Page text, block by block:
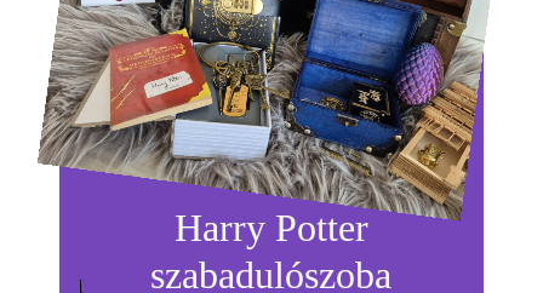
Harry Potter
szabadulószoba